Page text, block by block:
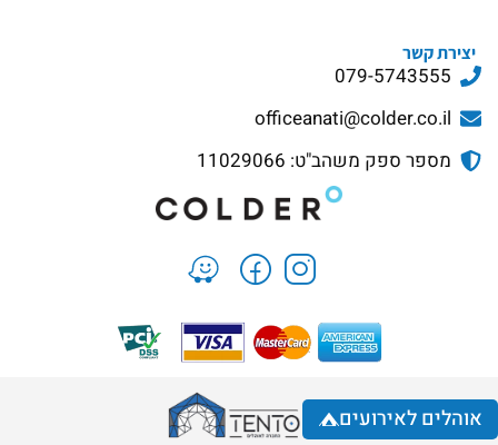
יצירת קשר
079-5743555
officeanati@colder.co.il
מספר ספק משהב"ט: 11029066
אוהלים לאירועים